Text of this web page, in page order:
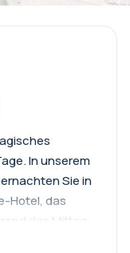
In unserem
Sie in
Hotel, das
das Mittag-